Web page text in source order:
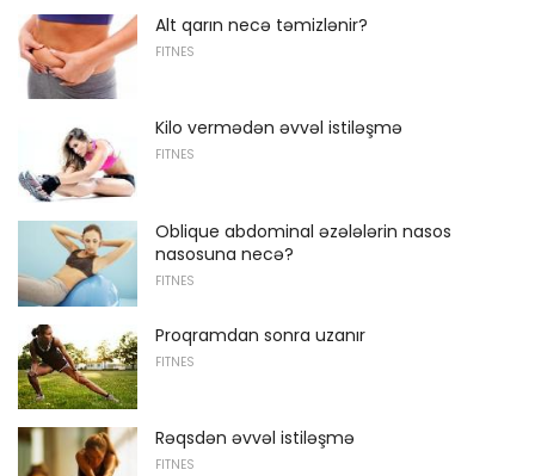
Alt qarın necə təmizlənir?
FITNES
Kilo vermədən əvvəl istiləşmə
FITNES
Oblique abdominal əzələlərin nasos
nasosuna necə?
FITNES
Proqramdan sonra uzanır
FITNES
Rəqsdən əvvəl istiləşmə
FITNES